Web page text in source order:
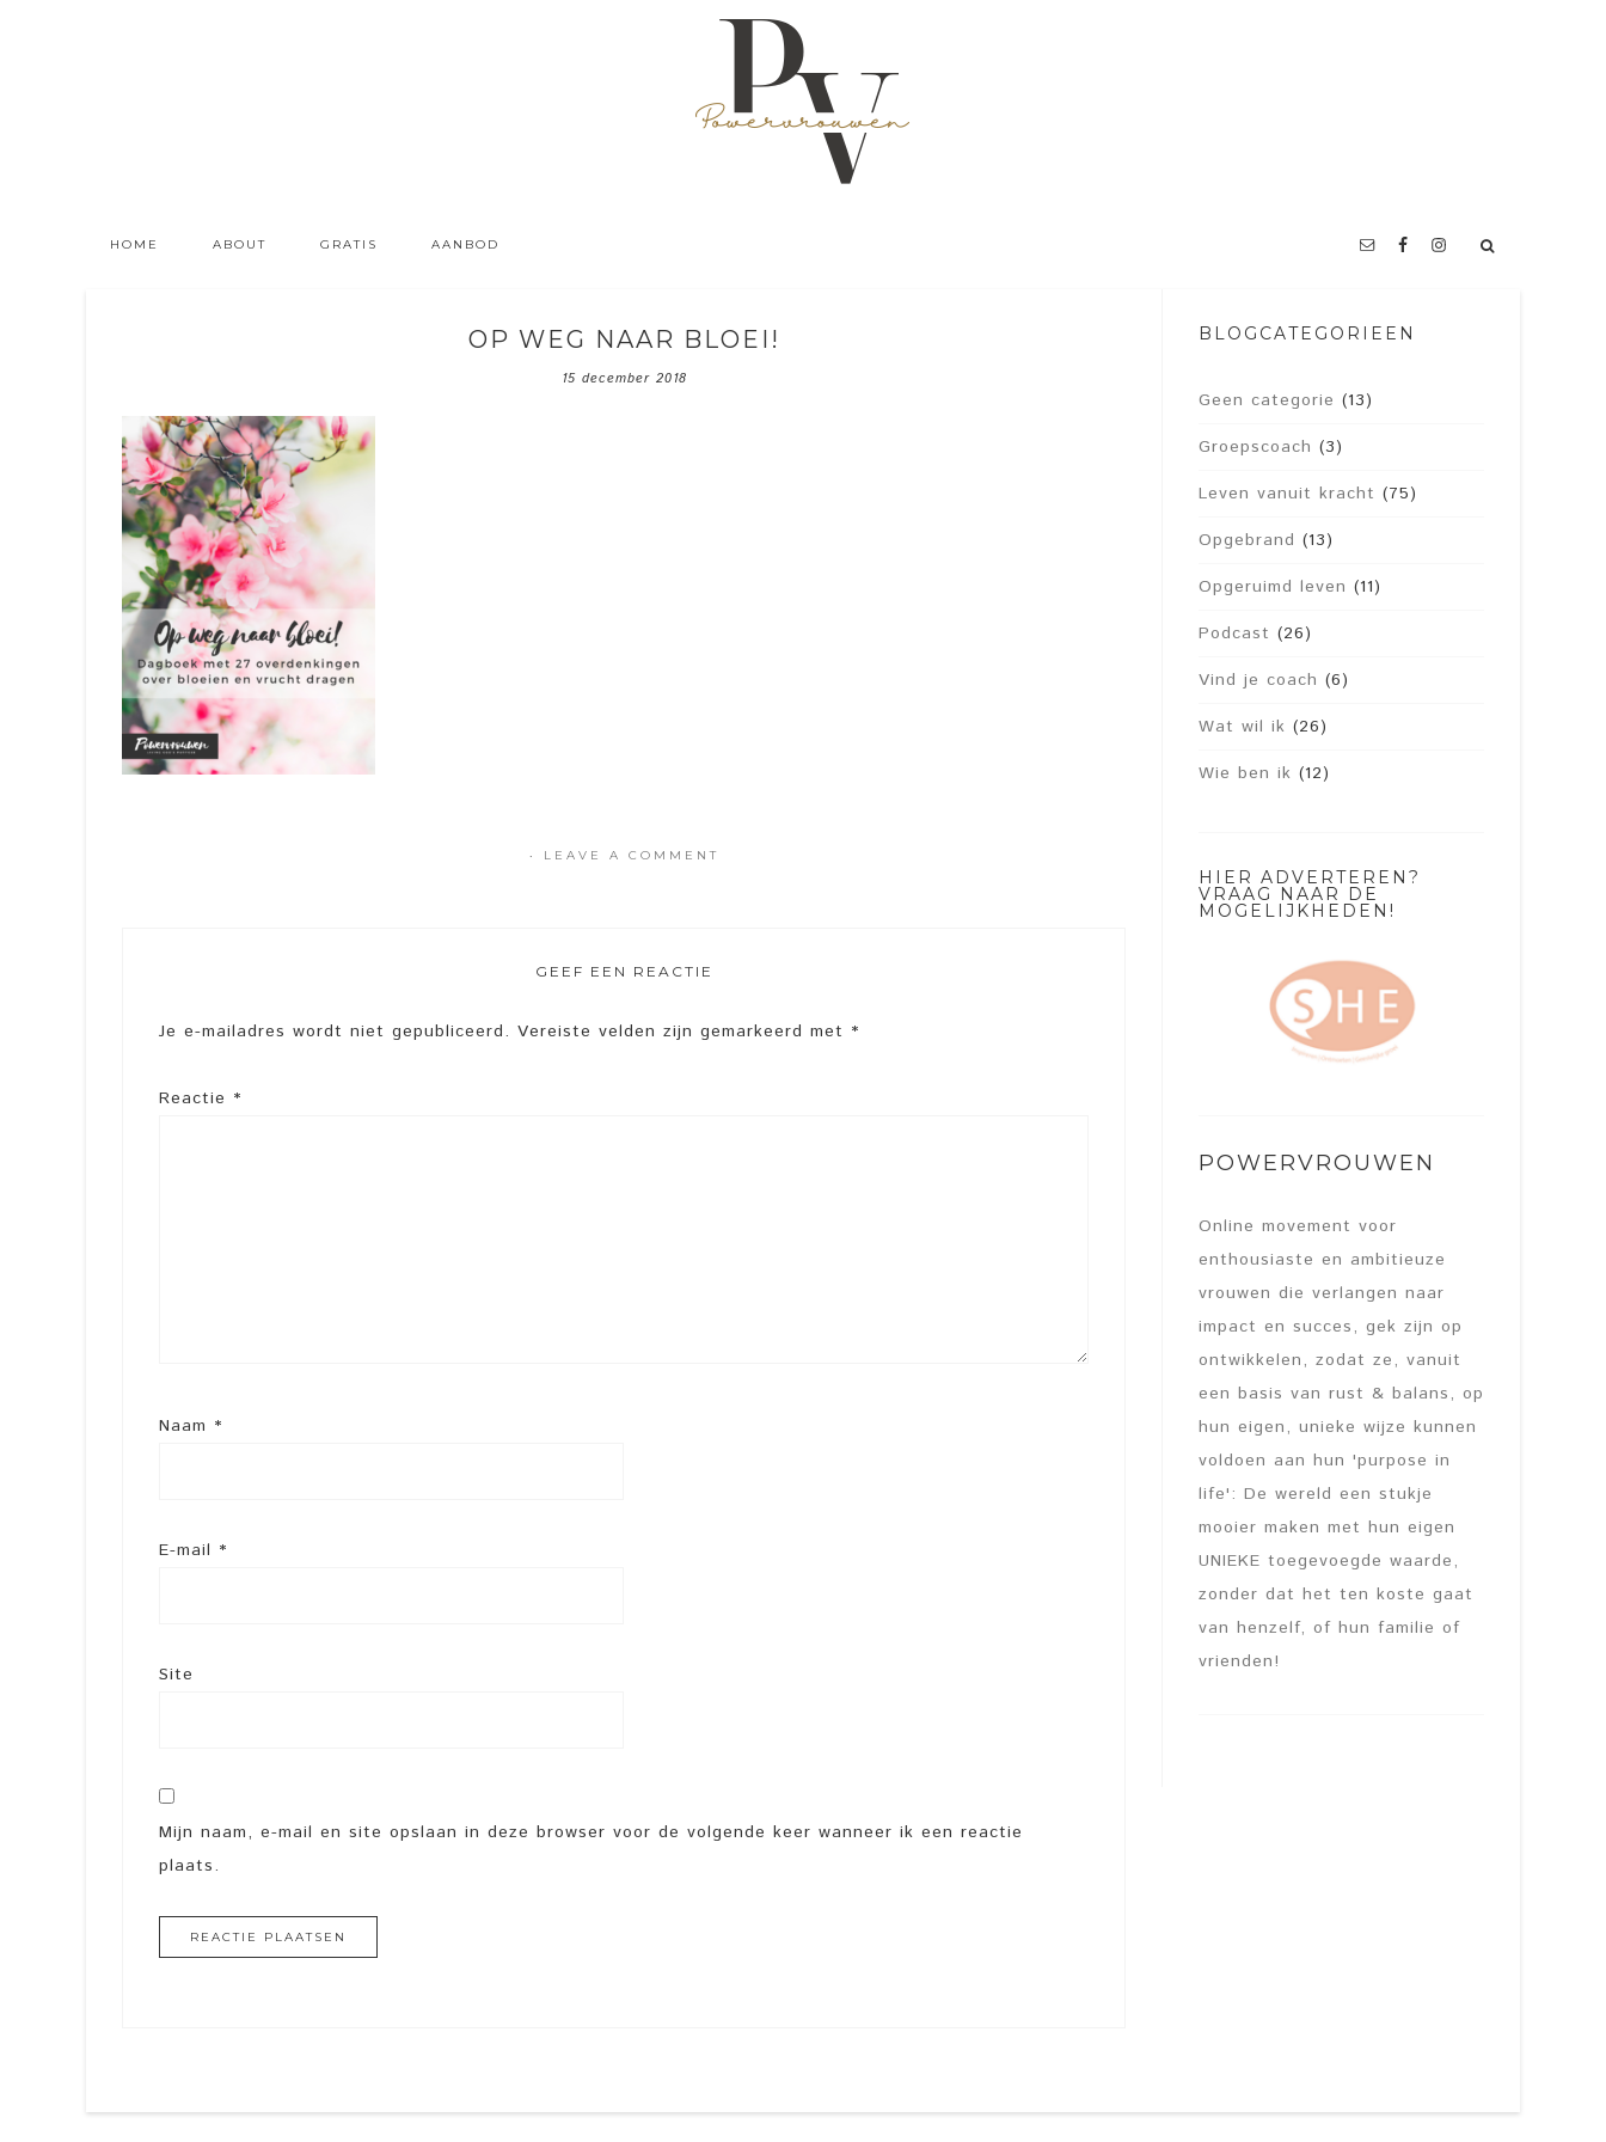
HOME ABOUT GRATIS AANBOD
OP WEG NAAR BLOEI!
15 december 2018
· LEAVE A COMMENT
GEEF EEN REACTIE
Je e-mailadres wordt niet gepubliceerd. Vereiste velden zijn gemarkeerd met *
Reactie *
Naam *
E-mail *
Site
Mijn naam, e-mail en site opslaan in deze browser voor de volgende keer wanneer ik een reactie
plaats.
BLOGCATEGORIEËN
Geen categorie (13)
Groepscoach (3)
Leven vanuit kracht (75)
Opgebrand (13)
Opgeruimd leven (11)
Podcast (26)
Vind je coach (6)
Wat wil ik (26)
Wie ben ik (12)
HIER ADVERTEREN?
VRAAG NAAR DE
MOGELIJKHEDEN!
POWERVROUWEN
Online movement voor
enthousiaste en ambitieuze
vrouwen die verlangen naar
impact en succes, gek zijn op
ontwikkelen, zodat ze, vanuit
een basis van rust & balans, op
hun eigen, unieke wijze kunnen
voldoen aan hun 'purpose in
life': De wereld een stukje
mooier maken met hun eigen
UNIEKE toegevoegde waarde,
zonder dat het ten koste gaat
van henzelf, of hun familie of
vrienden!